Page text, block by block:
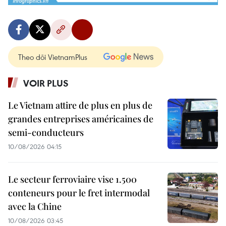
Theo dõi VietnamPlus
VOIR PLUS
Le Vietnam attire de plus en plus de
grandes entreprises américaines de
semi-conducteurs
10/08/2026 04:15
Le secteur ferroviaire vise 1.500
conteneurs pour le fret intermodal
avec la Chine
10/08/2026 03:45